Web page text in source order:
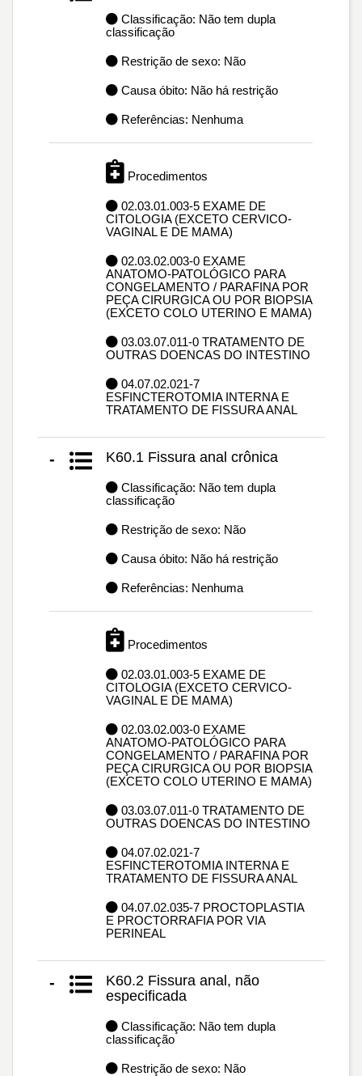
Classificação: Não tem dupla
classificação
Restrição de sexo: Não
Causa óbito: Não há restrição
Referências: Nenhuma
Procedimentos
02.03.01.003-5 EXAME DE
CITOLOGIA (EXCETO CERVICO-
VAGINAL E DE MAMA)
02.03.02.003-0 EXAME
ANATOMO-PATOLÓGICO PARA
CONGELAMENTO / PARAFINA POR
PEÇA CIRURGICA OU POR BIOPSIA
(EXCETO COLO UTERINO E MAMA)
03.03.07.011-0 TRATAMENTO DE
OUTRAS DOENCAS DO INTESTINO
04.07.02.021-7
ESFINCTEROTOMIA INTERNA E
TRATAMENTO DE FISSURA ANAL
- K60.1 Fissura anal crônica
Classificação: Não tem dupla
classificação
Restrição de sexo: Não
Causa óbito: Não há restrição
Referências: Nenhuma
Procedimentos
02.03.01.003-5 EXAME DE
CITOLOGIA (EXCETO CERVICO-
VAGINAL E DE MAMA)
02.03.02.003-0 EXAME
ANATOMO-PATOLÓGICO PARA
CONGELAMENTO / PARAFINA POR
PEÇA CIRURGICA OU POR BIOPSIA
(EXCETO COLO UTERINO E MAMA)
03.03.07.011-0 TRATAMENTO DE
OUTRAS DOENCAS DO INTESTINO
04.07.02.021-7
ESFINCTEROTOMIA INTERNA E
TRATAMENTO DE FISSURA ANAL
04.07.02.035-7 PROCTOPLASTIA
E PROCTORRAFIA POR VIA
PERINEAL
-
K60.2 Fissura anal, não
especificada
Classificação: Não tem dupla
classificação
Restrição de sexo: Não